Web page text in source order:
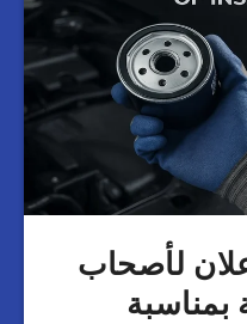
لأصحاب
بمناسبة